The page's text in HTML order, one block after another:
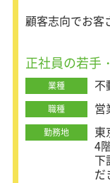
顧客志向でお客
正社員の若手
業種 不
職種 営
勤務地
東
4
下
だ